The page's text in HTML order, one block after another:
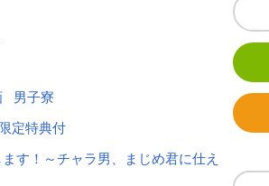
男子寮
定特典付
す！～チャラ男、まじめ君に仕え